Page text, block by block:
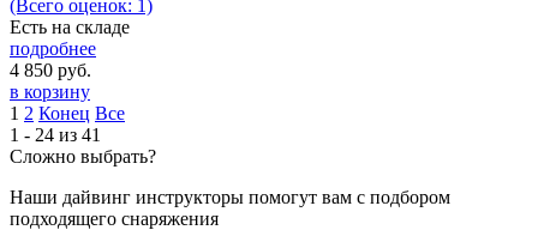
(Всего оценок: 1)
Есть на складе
подробнее
4 850 руб.
в корзину
1 2 Конец Все
1 - 24 из 41
Сложно выбрать?
Наши дайвинг инструкторы помогут вам с подбором
подходящего снаряжения